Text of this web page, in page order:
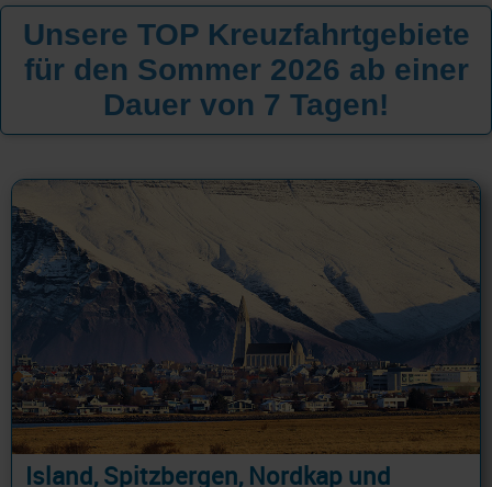
Unsere TOP Kreuzfahrtgebiete
für den Sommer 2026 ab einer
Dauer von 7 Tagen!
Island, Spitzbergen, Nordkap und